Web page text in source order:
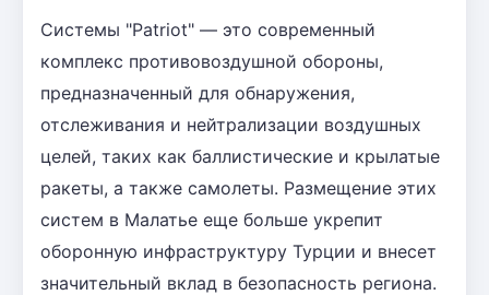
Системы "Patriot" — это современный
комплекс противовоздушной обороны,
предназначенный для обнаружения,
отслеживания и нейтрализации воздушных
целей, таких как баллистические и крылатые
ракеты, а также самолеты. Размещение этих
систем в Малатье еще больше укрепит
оборонную инфраструктуру Турции и внесет
значительный вклад в безопасность региона.